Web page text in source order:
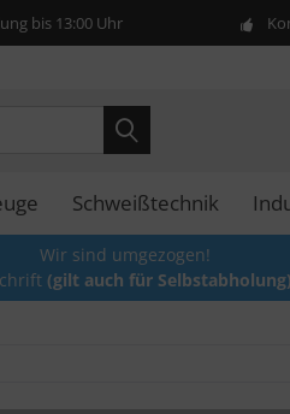
bis 13:00 Uhr
Schweißtechnik
Wir sind umgezogen!
(gilt auch für Selbstabholung)